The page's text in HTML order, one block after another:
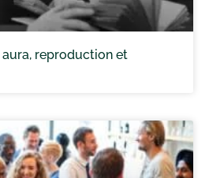
reproduction et